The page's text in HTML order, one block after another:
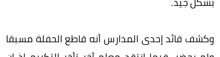
وكشف قائد إحدى المدارس أنه قاطع الحفلة مسبقا